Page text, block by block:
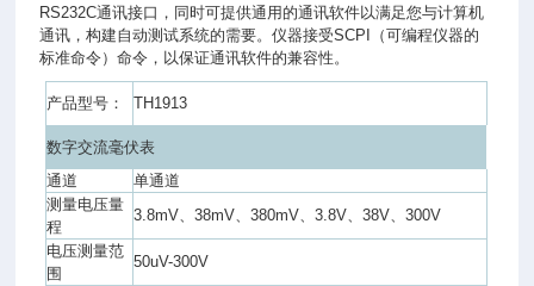
RS232C通讯接口，同时可提供通用的通讯软件以满足您与计算机
通讯，构建自动测试系统的需要。仪器接受SCPI（可编程仪器的
标准命令）命令，以保证通讯软件的兼容性。
产品型号： TH1913
数字交流毫伏表
通道
单通道
测量电压量
程
3.8mV、38mV、380mV、3.8V、38V、300V
电压测量范
围
50uV-300V